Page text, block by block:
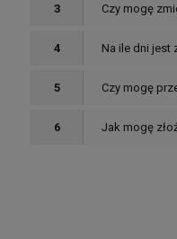
3 Czy mogę
4 Na ile dni jest
5 Czy mogę
6 Jak mogę